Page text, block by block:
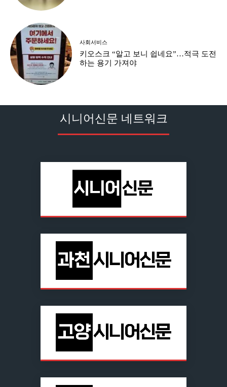
사회서비스
키오스크 “알고 보니 쉽네요”…적극 도전
하는 용기 가져야
시니어신문 네트워크